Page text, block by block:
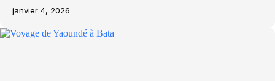
janvier 4, 2026